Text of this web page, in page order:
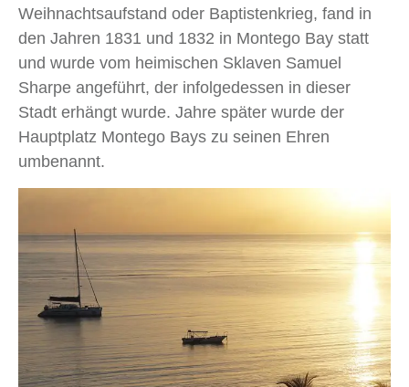
Weihnachtsaufstand oder Baptistenkrieg, fand in
den Jahren 1831 und 1832 in Montego Bay statt
und wurde vom heimischen Sklaven Samuel
Sharpe angeführt, der infolgedessen in dieser
Stadt erhängt wurde. Jahre später wurde der
Hauptplatz Montego Bays zu seinen Ehren
umbenannt.